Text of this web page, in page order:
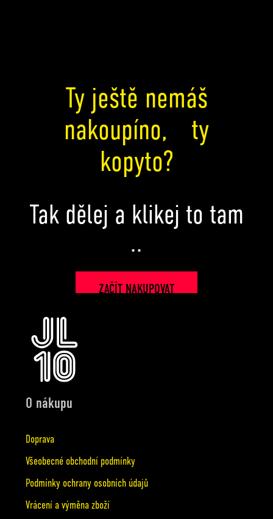
Ty ještě nemáš
nakoupíno, ty
kopyto?
Tak dělej a klikej to tam
..
ZAČÍT NAKUPOVAT
O nákupu
Doprava
Všeobecné obchodní podmínky
Podmínky ochrany osobních údajů
Vrácení a výměna zboží